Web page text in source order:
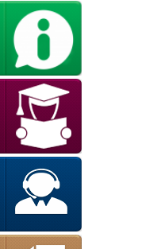
WPCookiePro